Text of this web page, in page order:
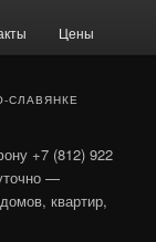
Цены
СЛАВЯНКЕ
+7 (812) 922
—
квартир,